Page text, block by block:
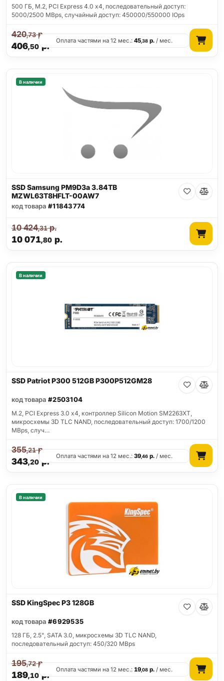
500 ГБ, M.2, PCI Express 4.0 x4, последовательный доступ:
5000/2500 MBps, случайный доступ: 450000/550000 IOps
406,50р.
420,73р.
Оплата частями на 12 мес.:45,38 р. / мес.
В наличии
SSD Samsung PM9D3a 3.84TB
MZWL63T8HFLT-00AW7
код товара #11843774
10 071,80 р.
10 424,31р.
В наличии
SSD Patriot P300 512GB P300P512GM28
код товара #2503104
M.2, PCI Express 3.0 x4, контроллер Silicon Motion SM2263XT,
микросхемы 3D TLC NAND, последовательный доступ: 1700/1200
MBps, случ…
343,20р.
355,21р.
Оплата частями на 12 мес.:39,46 р. / мес.
В наличии
SSD KingSpec P3 128GB
код товара #6929535
128 ГБ, 2.5", SATA 3.0, микросхемы 3D TLC NAND,
последовательный доступ: 450/320 MBps
189,10р.
195,72р.
Оплата частями на 12 мес.:19,08 р. / мес.